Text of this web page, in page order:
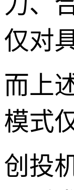
仅对
而上
模式
创投